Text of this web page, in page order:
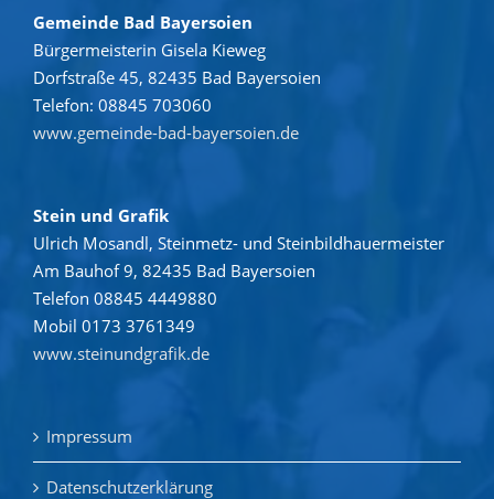
Gemeinde Bad Bayersoien
Bürgermeisterin Gisela Kieweg
Dorfstraße 45, 82435 Bad Bayersoien
Telefon: 08845 703060
www.gemeinde-bad-bayersoien.de
Stein und Grafik
Ulrich Mosandl, Steinmetz- und Steinbildhauermeister
Am Bauhof 9, 82435 Bad Bayersoien
Telefon 08845 4449880
Mobil 0173 3761349
www.steinundgrafik.de
Impressum
Datenschutzerklärung